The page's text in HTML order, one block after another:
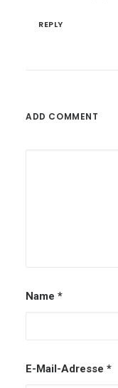
REPLY
ADD COMMENT
Name *
E-Mail-Adresse *